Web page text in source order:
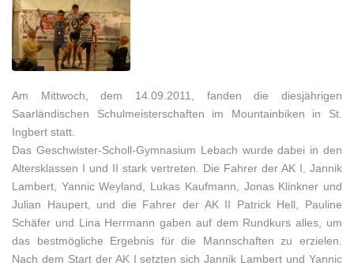
Am Mittwoch, dem 14.09.2011, fanden die diesjährigen
Saarländischen Schulmeisterschaften im Mountainbiken in St.
Ingbert statt.
Das Geschwister-Scholl-Gymnasium Lebach wurde dabei in den
Altersklassen I und II stark vertreten. Die Fahrer der AK I, Jannik
Lambert, Yannic Weyland, Lukas Kaufmann, Jonas Klinkner und
Julian Haupert, und die Fahrer der AK II Patrick Hell, Pauline
Schäfer und Lina Herrmann gaben auf dem Rundkurs alles, um
das bestmögliche Ergebnis für die Mannschaften zu erzielen.
Nach dem Start der AK I setzten sich Jannik Lambert und Yannic